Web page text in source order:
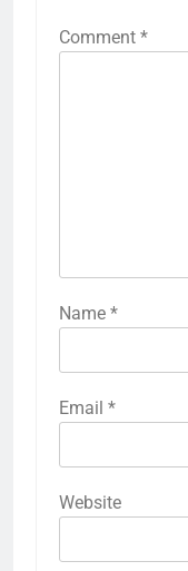
Comment *
Name *
Email *
Website